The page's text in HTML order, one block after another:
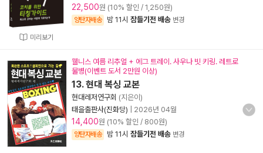
미리보기
22,500원 (10% 할인 / 1,250원)
양탄자배송 밤 11시 잠들기전 배송 변경
웰니스 여름 리추얼 + 에그 트레이. 사우나 빗 키링. 레트로
물병(이벤트 도서 2만원 이상)
13. 현대 복싱 교본
현대레저연구회 (지은이)
태을출판사(진화당)
2026년 04월
14,400원 (10% 할인 / 800원)
양탄자배송 밤 11시 잠들기전 배송 변경